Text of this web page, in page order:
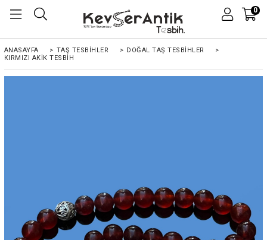
0
ANASAYFA > TAŞ TESBİHLER > DOĞAL TAŞ TESBİHLER
>
KIRMIZI AKIK TESBIH